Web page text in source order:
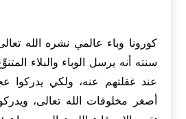
كورونا وباء عالمي نشره الله
سنته أنه يرسل الوباء والبلاء
عند غفلتهم عنه، ولكي يدركوا
أصغر مخلوقات الله تعالى،